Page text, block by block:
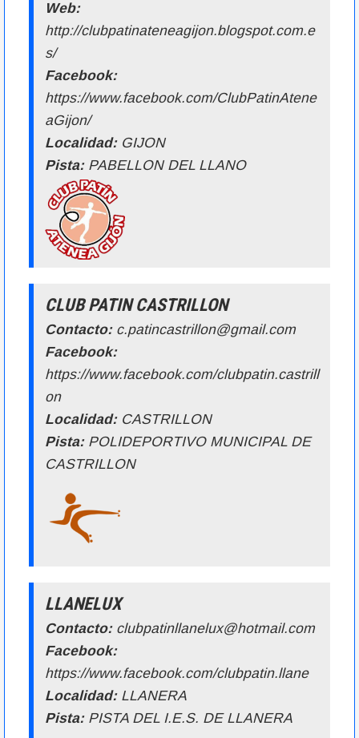
Web:
http://clubpatinateneagijon.blogspot.com.e
s/
Facebook:
https://www.facebook.com/ClubPatinAtene
aGijon/
Localidad:GIJON
Pista: PABELLON DEL LLANO
CLUB PATIN CASTRILLON
Contacto: c.patincastrillon@gmail.com
Facebook:
https://www.facebook.com/clubpatin.castrill
on
Localidad:CASTRILLON
Pista: POLIDEPORTIVO MUNICIPAL DE
CASTRILLON
LLANELUX
Contacto: clubpatinllanelux@hotmail.com
Facebook:
https://www.facebook.com/clubpatin.llane
Localidad:LLANERA
Pista: PISTA DEL I.E.S. DE LLANERA